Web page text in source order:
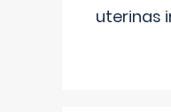
uterinas